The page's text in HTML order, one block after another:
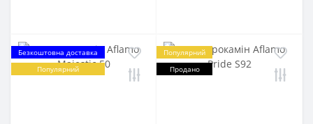
Безкоштовна доставка
Популярний
Популярний
Продано